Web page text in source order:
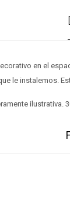
en el
le instalemos.
ilustrativa.